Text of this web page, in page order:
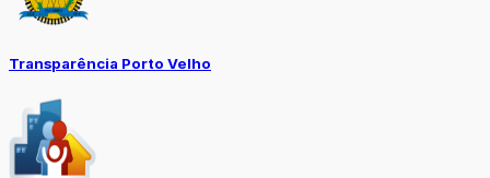
Transparência Porto Velho